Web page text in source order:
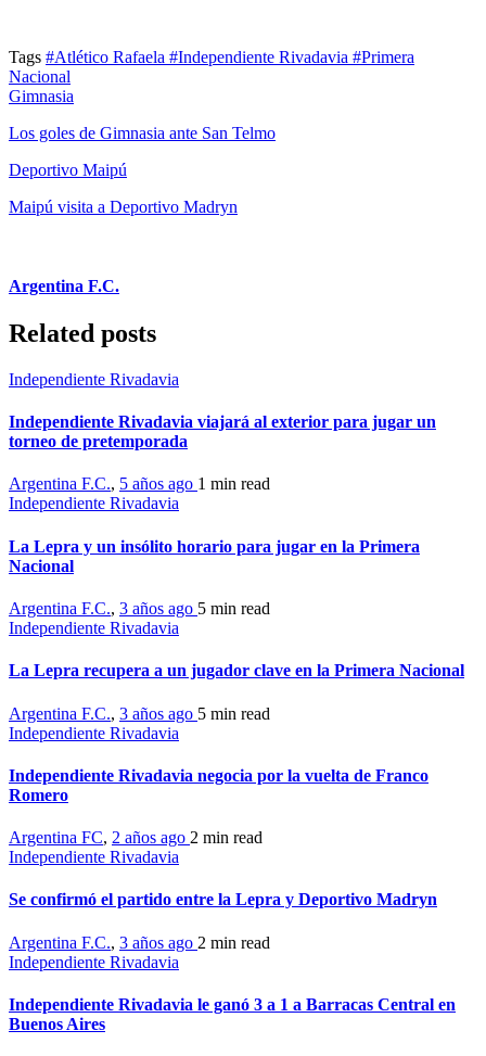
Tags #Atlético Rafaela #Independiente Rivadavia #Primera
Nacional
Gimnasia
Los goles de Gimnasia ante San Telmo
Deportivo Maipú
Maipú visita a Deportivo Madryn
Argentina F.C.
Related posts
Independiente Rivadavia
Independiente Rivadavia viajará al exterior para jugar un
torneo de pretemporada
Argentina F.C., 5 años ago 1 min read
Independiente Rivadavia
La Lepra y un insólito horario para jugar en la Primera
Nacional
Argentina F.C., 3 años ago 5 min read
Independiente Rivadavia
La Lepra recupera a un jugador clave en la Primera Nacional
Argentina F.C., 3 años ago 5 min read
Independiente Rivadavia
Independiente Rivadavia negocia por la vuelta de Franco
Romero
Argentina FC, 2 años ago 2 min read
Independiente Rivadavia
Se confirmó el partido entre la Lepra y Deportivo Madryn
Argentina F.C., 3 años ago 2 min read
Independiente Rivadavia
Independiente Rivadavia le ganó 3 a 1 a Barracas Central en
Buenos Aires